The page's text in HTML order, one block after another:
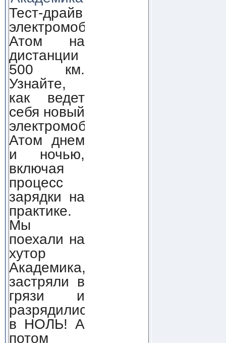
Тест-драйв
электромобиля
Атом на
дистанции
500 км.
Узнайте,
как ведет
себя новый
электромобиль
Атом днем
и ночью,
включая
процесс
зарядки на
практике.
Мы
поехали на
хутор
Академика,
застряли в
грязи и
разрядились
в НОЛЬ! А
потом